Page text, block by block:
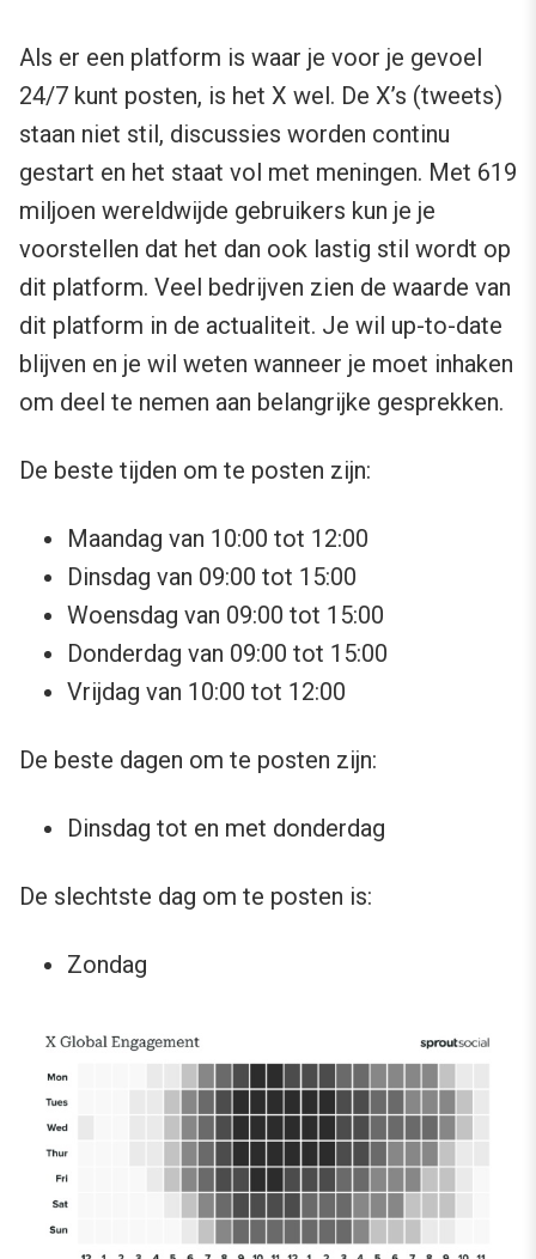
Als er een platform is waar je voor je gevoel
24/7 kunt posten, is het X wel. De X’s (tweets)
staan niet stil, discussies worden continu
gestart en het staat vol met meningen. Met 619
miljoen wereldwijde gebruikers kun je je
voorstellen dat het dan ook lastig stil wordt op
dit platform. Veel bedrijven zien de waarde van
dit platform in de actualiteit. Je wil up-to-date
blijven en je wil weten wanneer je moet inhaken
om deel te nemen aan belangrijke gesprekken.
De beste tijden om te posten zijn:
Maandag van 10:00 tot 12:00
Dinsdag van 09:00 tot 15:00
Woensdag van 09:00 tot 15:00
Donderdag van 09:00 tot 15:00
Vrijdag van 10:00 tot 12:00
De beste dagen om te posten zijn:
Dinsdag tot en met donderdag
De slechtste dag om te posten is:
Zondag